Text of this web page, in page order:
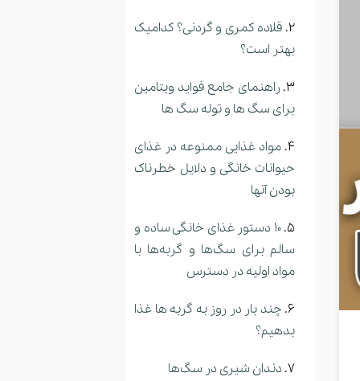
قلاده کمری و گردنی؟ کدامیک
بهتر است؟
راهنمای جامع فواید ویتامین
برای سگ ها و توله سگ ها
مواد غذایی ممنوعه در غذای
حیوانات خانگی و دلایل خطرناک
بودن آنها
10 دستور غذای خانگی ساده و
سالم برای سگ‌ها و گربه‌ها با
مواد اولیه در دسترس
چند بار در روز به گربه ها غذا
بدهیم؟
دندان شیری در سگ‌ها